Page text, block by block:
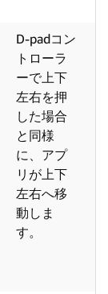
D-padコン
トローラ
ーで上下
左右を押
した場合
と同様
に、アプ
リが上下
左右へ移
動しま
す。